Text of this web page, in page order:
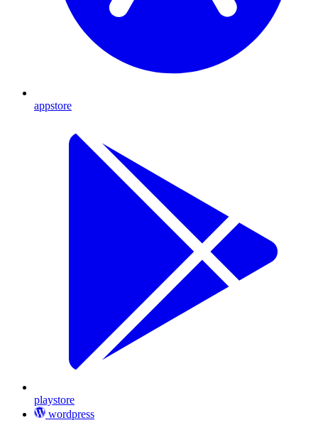
appstore
playstore
wordpress